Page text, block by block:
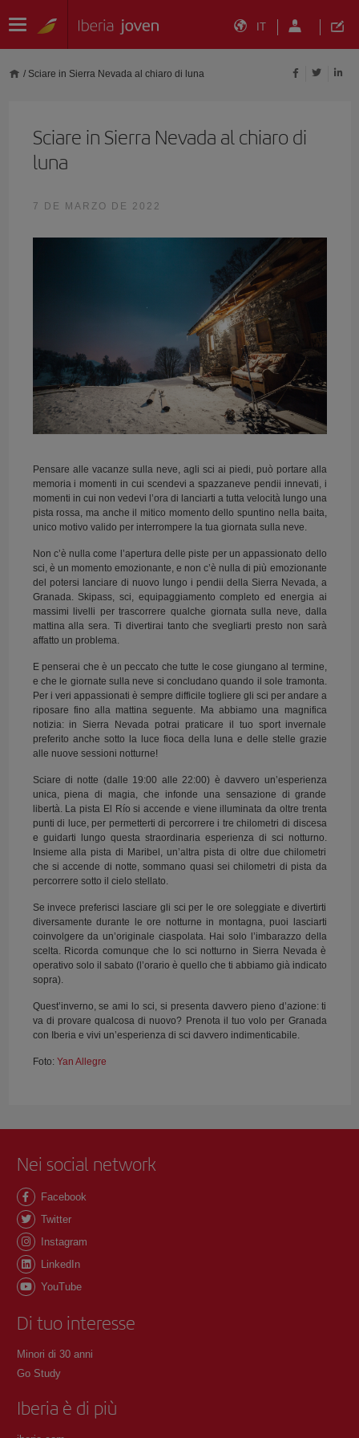
IT
/ Sciare in Sierra Nevada al chiaro di luna
Sciare in Sierra Nevada al chiaro di
luna
7 DE MARZO DE 2022
Pensare alle vacanze sulla neve, agli sci ai piedi, può portare alla
memoria i momenti in cui scendevi a spazzaneve pendii innevati, i
momenti in cui non vedevi l’ora di lanciarti a tutta velocità lungo una
pista rossa, ma anche il mitico momento dello spuntino nella baita,
unico motivo valido per interrompere la tua giornata sulla neve.
Non c’è nulla come l’apertura delle piste per un appassionato dello
sci, è un momento emozionante, e non c’è nulla di più emozionante
del potersi lanciare di nuovo lungo i pendii della Sierra Nevada, a
Granada. Skipass, sci, equipaggiamento completo ed energia ai
massimi livelli per trascorrere qualche giornata sulla neve, dalla
mattina alla sera. Ti divertirai tanto che svegliarti presto non sarà
affatto un problema.
E penserai che è un peccato che tutte le cose giungano al termine,
e che le giornate sulla neve si concludano quando il sole tramonta.
Per i veri appassionati è sempre difficile togliere gli sci per andare a
riposare fino alla mattina seguente. Ma abbiamo una magnifica
notizia: in Sierra Nevada potrai praticare il tuo sport invernale
preferito anche sotto la luce fioca della luna e delle stelle grazie
alle nuove sessioni notturne!
Sciare di notte (dalle 19:00 alle 22:00) è davvero un’esperienza
unica, piena di magia, che infonde una sensazione di grande
libertà. La pista El Río si accende e viene illuminata da oltre trenta
punti di luce, per permetterti di percorrere i tre chilometri di discesa
e guidarti lungo questa straordinaria esperienza di sci notturno.
Insieme alla pista di Maribel, un’altra pista di oltre due chilometri
che si accende di notte, sommano quasi sei chilometri di pista da
percorrere sotto il cielo stellato.
Se invece preferisci lasciare gli sci per le ore soleggiate e divertirti
diversamente durante le ore notturne in montagna, puoi lasciarti
coinvolgere da un’originale ciaspolata. Hai solo l’imbarazzo della
scelta. Ricorda comunque che lo sci notturno in Sierra Nevada è
operativo solo il sabato (l’orario è quello che ti abbiamo già indicato
sopra).
Quest’inverno, se ami lo sci, si presenta davvero pieno d’azione: ti
va di provare qualcosa di nuovo? Prenota il tuo volo per Granada
con Iberia e vivi un’esperienza di sci davvero indimenticabile.
Foto: Yan Allegre
Nei social network
Facebook
Twitter
Instagram
LinkedIn
YouTube
Di tuo interesse
Minori di 30 anni
Go Study
Iberia è di più